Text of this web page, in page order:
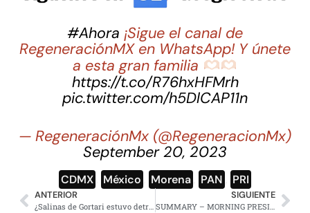
#Ahora ¡Sigue el canal de
RegeneraciónMX en WhatsApp! Y únete
a esta gran familia
https://t.co/R76hxHFMrh
pic.twitter.com/h5DlCAP11n
— RegeneraciónMx (@RegeneracionMx)
September 20, 2023
CDMX México Morena PAN PRI
ANTERIOR
¿Salinas de Gortari estuvo detrás de Enrique Peña Nieto? Esto revela el expresidente
SIGUIENTE
SUMMARY – MORNING PRESIDENTIAL PRESS CONFERENCE – MONDAY, APRIL 22, 2024